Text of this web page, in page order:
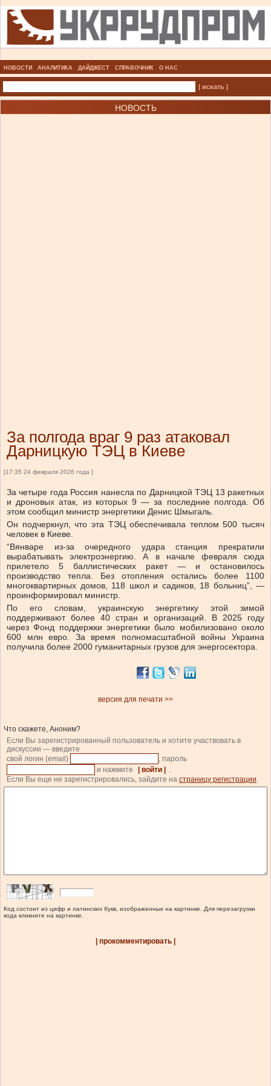
НОВОСТИ АНАЛИТИКА ДАЙДЖЕСТ СПРАВОЧНИК О НАС
| искать |
НОВОСТЬ
За полгода враг 9 раз атаковал
Дарницкую ТЭЦ в Киеве
[17:35 24 февраля 2026 года ]
За четыре года Россия нанесла по Дарницкой ТЭЦ 13 ракетных
и дроновых атак, из которых 9 — за последние полгода. Об
этом сообщил министр энергетики Денис Шмыгаль.
Он подчеркнул, что эта ТЭЦ обеспечивала теплом 500 тысяч
человек в Киеве.
“Вянваре из-за очередного удара станция прекратили
вырабатывать электроэнергию. А в начале февраля сюда
прилетело 5 баллистических ракет — и остановилось
производство тепла. Без отопления остались более 1100
многоквартирных домов, 118 школ и садиков, 18 больниц”, —
проинформировал министр.
По его словам, украинскую энергетику этой зимой
поддерживают более 40 стран и организаций. В 2025 году
через Фонд поддержки энергетики было мобилизовано около
600 млн евро. За время полномасштабной войны Украина
получила более 2000 гуманитарных грузов для энергосектора.
версия для печати >>
Что скажете, Аноним?
Если Вы зарегистрированный пользователь и хотите участвовать в
дискуссии — введите
свой логин (email)
, пароль
и нажмите
| войти |
.
Если Вы еще не зарегистрировались, зайдите на страницу регистрации.
Код состоит из цифр и латинских букв, изображенных на картинке. Для перезагрузки
кода кликните на картинке.
| прокомментировать |